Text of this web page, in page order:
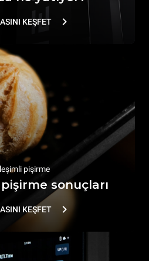
KEŞFET
pişirme
sonuçları
KEŞFET